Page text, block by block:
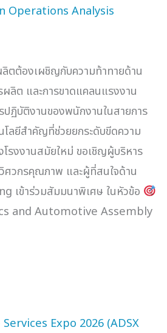
Operations Analysis
ตต้องเผชิญกับความท้าทายด้าน
ลิต และการขาดแคลนแรงงาน
ปฏิบัติงานของพนักงานในสายการ
โลยีสำคัญที่ช่วยยกระดับขีดความ
โรงงานสมัยใหม่ ขอเชิญผู้บริหาร
ศวกรคุณภาพ และผู้ที่สนใจด้าน
ข้าร่วมสัมมนาพิเศษ ในหัวข้อ
and Automotive Assembly
Expo 2026 (ADSX